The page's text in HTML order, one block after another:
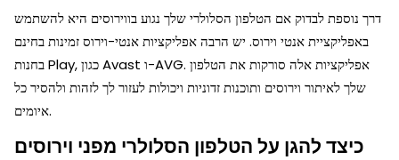
דרך נוספת לבדוק אם הטלפון הסלולרי שלך נגוע בווירוסים היא להשתמש
באפליקציית אנטי וירוס. יש הרבה אפליקציות אנטי-וירוס זמינות בחינם
בחנות Play, כגון Avast ו-AVG. אפליקציות אלה סורקות את הטלפון
שלך לאיתור וירוסים ותוכנות זדוניות ויכולות לעזור לך לזהות ולהסיר כל
איומים.
כיצד להגן על הטלפון הסלולרי מפני וירוסים